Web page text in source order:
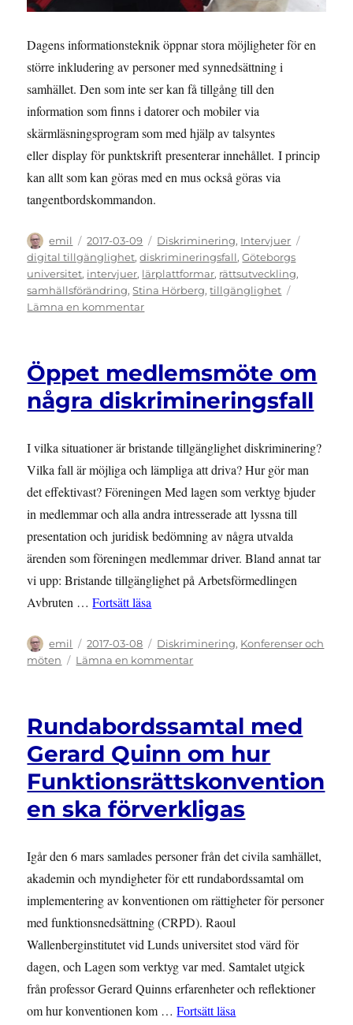
Dagens informationsteknik öppnar stora möjligheter för en
större inkludering av personer med synnedsättning i
samhället. Den som inte ser kan få tillgång till den
information som finns i datorer och mobiler via
skärmläsningsprogram som med hjälp av talsyntes
eller display för punktskrift presenterar innehållet. I princip
kan allt som kan göras med en mus också göras via
tangentbordskommandon.
Författare
emil
Publicerat
den
2017-03-09 Kategorier
Diskriminering, Intervjuer
digital tillgänglighet,diskrimineringsfall,Göteborgs
universitet, intervjuer, lärplattformar, rättsutveckling,
samhällsförändring,Stina Hörberg,tillgänglighet
Lämna en kommentartill
använder
juridiken
för
tillgänglighet
vid
Göteborgs
Öppet medlemsmöte om
några diskrimineringsfall
I vilka situationer är bristande tillgänglighet diskriminering?
Vilka fall är möjliga och lämpliga att driva? Hur gör man
det effektivast? Föreningen Med lagen som verktyg bjuder
in medlemmar och alla andra intresserade att lyssna till
presentation och juridisk bedömning av några utvalda
ärenden som föreningen medlemmar driver. Bland annat tar
vi upp: Bristande tillgänglighet på Arbetsförmedlingen
Avbruten …Fortsätt läsa
Författare
emil
Publicerat
den
2017-03-08 Kategorier
Diskriminering, Konferenser och
möten
Lämna en kommentartill
några
diskrimineringsfall
Rundabordssamtal med
Gerard Quinn om hur
Funktionsrättskonvention
en ska förverkligas
Igår den 6 mars samlades personer från det civila samhället,
akademin och myndigheter för ett rundabordssamtal om
implementering av konventionen om rättigheter för personer
med funktionsnedsättning (CRPD). Raoul
Wallenberginstitutet vid Lunds universitet stod värd för
dagen, och Lagen som verktyg var med. Samtalet utgick
från professor Gerard Quinns erfarenheter och reflektioner
om hur konventionen kom …Fortsätt läsa